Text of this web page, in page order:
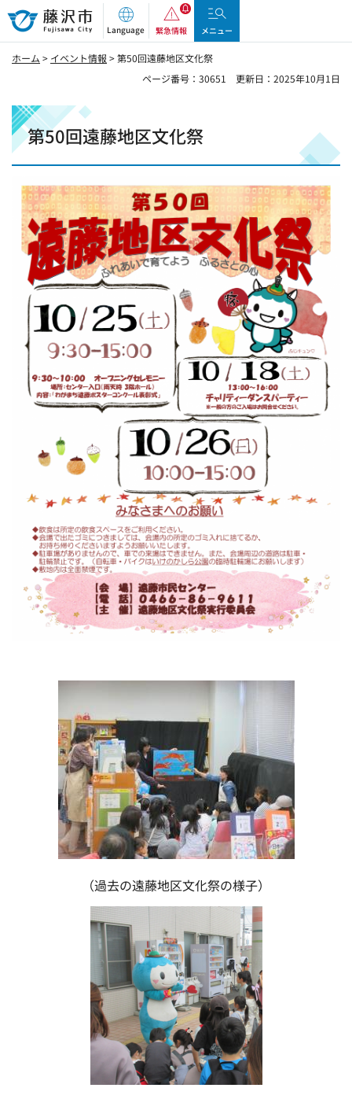
藤沢市
Language 緊急情報 メニュー
ホーム > イベント情報 > 第50回遠藤地区文化祭
ページ番号：30651
更新日：2025年10月1日
第50回遠藤地区文化祭
（過去の遠藤地区文化祭の様子）